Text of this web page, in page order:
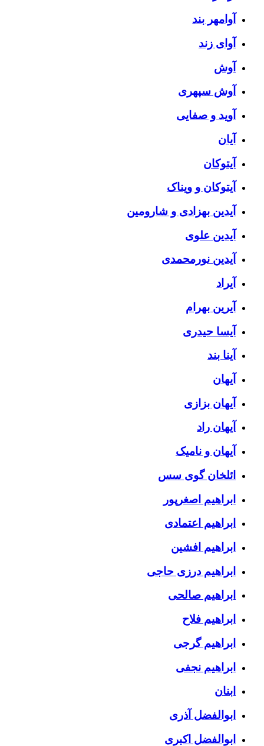
آوامهر بند
آوای زند
آوش
آوش سپهری
آوید و صفایی
آیان
آیتوکان
آیتوکان و ویناک
آیدین بهزادی و شارومین
آیدین علوی
آیدین نورمحمدی
آیراد
آیرین بهرام
آیسا حیدری
آینا بند
آیهان
آیهان بزازی
آیهان راد
آیهان و نامیک
ائلخان گوی سس
ابراهیم اصغرپور
ابراهیم اعتمادی
ابراهیم افشین
ابراهیم درزی حاجی
ابراهیم صالحی
ابراهیم فلاح
ابراهیم گرجی
ابراهیم نجفی
ابنان
ابوالفضل آذری
ابوالفضل اکبری